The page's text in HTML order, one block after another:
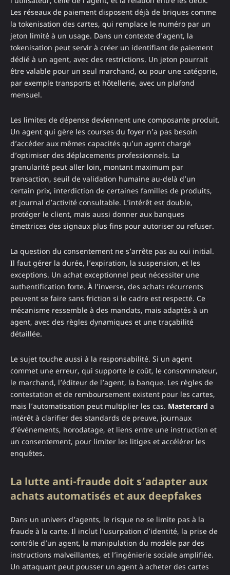
Les réseaux de paiement disposent déjà de briques comme
la tokenisation des cartes, qui remplace le numéro par un
jeton limité à un usage. Dans un contexte d’agent, la
tokenisation peut servir à créer un identifiant de paiement
dédié à un agent, avec des restrictions. Un jeton pourrait
être valable pour un seul marchand, ou pour une catégorie,
par exemple transports et hôtellerie, avec un plafond
mensuel.
Les limites de dépense deviennent une composante produit.
Un agent qui gère les courses du foyer n’a pas besoin
d’accéder aux mêmes capacités qu’un agent chargé
d’optimiser des déplacements professionnels. La
granularité peut aller loin, montant maximum par
transaction, seuil de validation humaine au-delà d’un
certain prix, interdiction de certaines familles de produits,
et journal d’activité consultable. L’intérêt est double,
protéger le client, mais aussi donner aux banques
émettrices des signaux plus fins pour autoriser ou refuser.
La question du consentement ne s’arrête pas au oui initial.
Il faut gérer la durée, l’expiration, la suspension, et les
exceptions. Un achat exceptionnel peut nécessiter une
authentification forte. À l’inverse, des achats récurrents
peuvent se faire sans friction si le cadre est respecté. Ce
mécanisme ressemble à des mandats, mais adaptés à un
agent, avec des règles dynamiques et une traçabilité
détaillée.
Le sujet touche aussi à la responsabilité. Si un agent
commet une erreur, qui supporte le coût, le consommateur,
le marchand, l’éditeur de l’agent, la banque. Les règles de
contestation et de remboursement existent pour les cartes,
mais l’automatisation peut multiplier les cas. Mastercard a
intérêt à clarifier des standards de preuve, journaux
d’événements, horodatage, et liens entre une instruction et
un consentement, pour limiter les litiges et accélérer les
enquêtes.
La lutte anti-fraude doit s’adapter aux
achats automatisés et aux deepfakes
Dans un univers d’agents, le risque ne se limite pas à la
fraude à la carte. Il inclut l’usurpation d’identité, la prise de
contrôle d’un agent, la manipulation du modèle par des
instructions malveillantes, et l’ingénierie sociale amplifiée.
Un attaquant peut pousser un agent à acheter des cartes